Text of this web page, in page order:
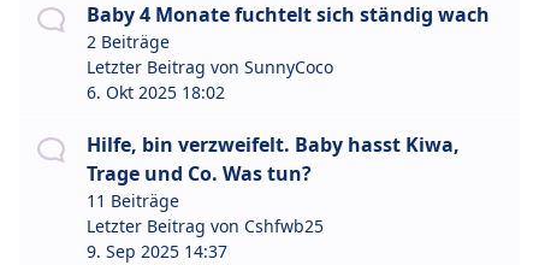
Baby 4 Monate fuchtelt sich ständig wach
2 Beiträge
Letzter Beitrag von SunnyCoco
6. Okt 2025 18:02
Hilfe, bin verzweifelt. Baby hasst Kiwa,
Trage und Co. Was tun?
11 Beiträge
Letzter Beitrag von Cshfwb25
9. Sep 2025 14:37